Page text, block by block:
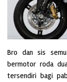
Bro dan sis
bermotor roda
tersendiri bagi